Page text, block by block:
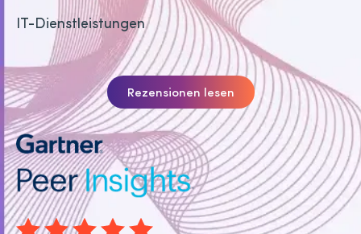
IT-Dienstleistungen
Rezensionen lesen